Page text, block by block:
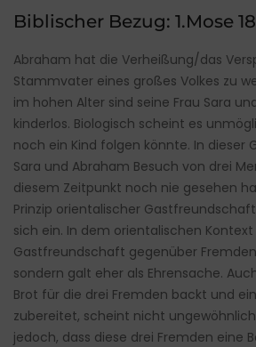
Biblischer Bezug: 1.Mose
Abraham hat die Verheißung/das
Stammvater eines großes Volkes zu
im hohen Alter sind seine Frau Sara
kinderlos. Biologisch scheint es
noch ein Kind folgen könnte. In dieser
Sara und Abraham Besuch von drei
diesem Zeitpunkt noch nie gesehen
Prinzip orientalischer
sich ein. In dem orientalischen
Gastfreundschaft gegenüber
sondern galt eher als Ehrensache.
Brot für die drei Fremden backt und
zubereitet, scheint nicht
jedoch, dass diese drei Fremden eine